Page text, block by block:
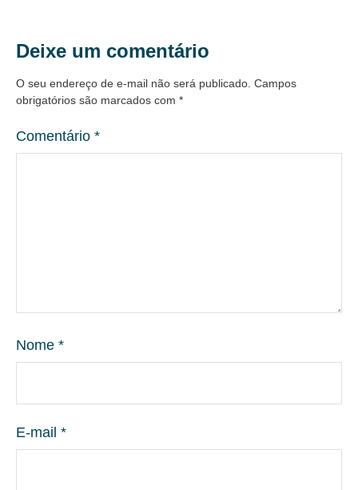
Deixe um comentário
O seu endereço de e-mail não será publicado. Campos
obrigatórios são marcados com *
Comentário *
Nome *
E-mail *